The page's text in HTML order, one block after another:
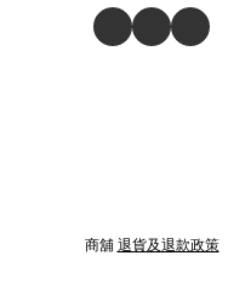
商舖 退貨及退款政策